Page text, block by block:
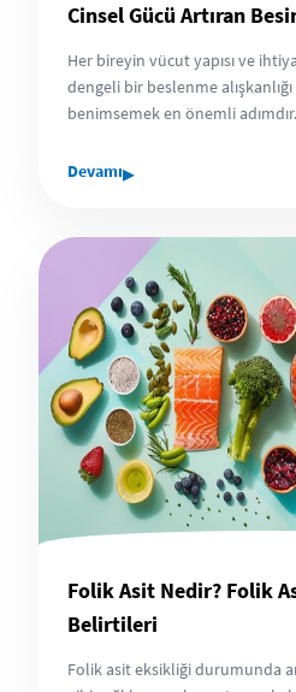
Cinsel Gücü Artıran
Her bireyin vücut yapısı ve
dengeli bir beslenme alışkanlığı
benimsemek en önemli adımdır.
Devamı▸
Folik Asit Nedir? Folik
Belirtileri
Folik asit eksikliği durumunda